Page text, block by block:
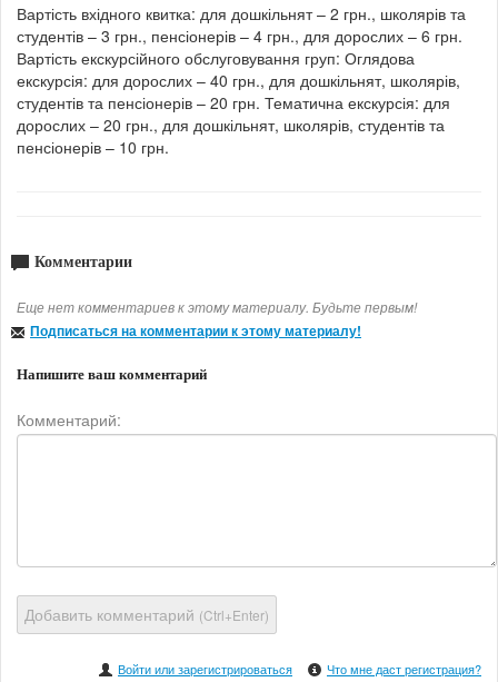
Вартість вхідного квитка: для дошкільнят – 2 грн., школярів та
студентів – 3 грн., пенсіонерів – 4 грн., для дорослих – 6 грн.
Вартість екскурсійного обслуговування груп: Оглядова
екскурсія: для дорослих – 40 грн., для дошкільнят, школярів,
студентів та пенсіонерів – 20 грн. Тематична екскурсія: для
дорослих – 20 грн., для дошкільнят, школярів, студентів та
пенсіонерів – 10 грн.
Комментарии
Еще нет комментариев к этому материалу. Будьте первым!
Подписаться на комментарии к этому материалу!
Напишите ваш комментарий
Комментарий:
Добавить комментарий (Ctrl+Enter)
Войти или зарегистрироваться Что мне даст регистрация?